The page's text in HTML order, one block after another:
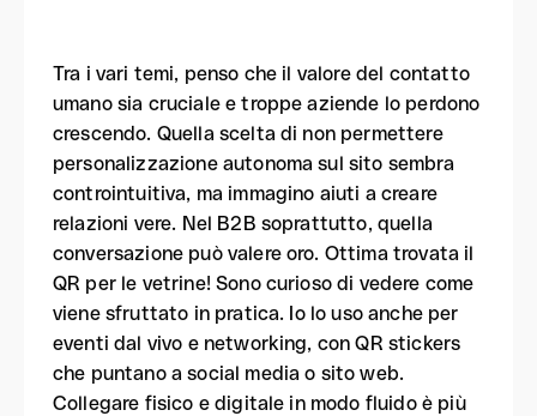
Tra i vari temi, penso che il valore del contatto
umano sia cruciale e troppe aziende lo perdono
crescendo. Quella scelta di non permettere
personalizzazione autonoma sul sito sembra
controintuitiva, ma immagino aiuti a creare
relazioni vere. Nel B2B soprattutto, quella
conversazione può valere oro. Ottima trovata il
QR per le vetrine! Sono curioso di vedere come
viene sfruttato in pratica. Io lo uso anche per
eventi dal vivo e networking, con QR stickers
che puntano a social media o sito web.
Collegare fisico e digitale in modo fluido è più